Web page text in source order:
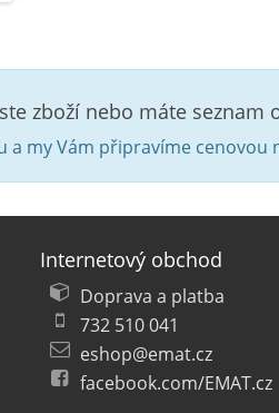
zboží nebo máte seznam
a my Vám připravíme cenovou
Internetový obchod
Doprava a platba
732 510 041
eshop@emat.cz
facebook.com/EMAT.cz